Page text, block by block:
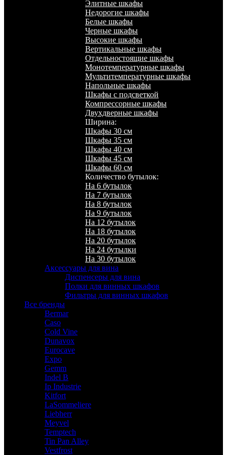
Элитные шкафы
Недорогие шкафы
Белые шкафы
Черные шкафы
Высокие шкафы
Вертикальные шкафы
Отдельностоящие шкафы
Монотемпературные шкафы
Мультитемпературные шкафы
Напольные шкафы
Шкафы с подсветкой
Компрессорные шкафы
Двухдверные шкафы
Ширина:
Шкафы 30 см
Шкафы 35 см
Шкафы 40 см
Шкафы 45 см
Шкафы 60 см
Количество бутылок:
На 6 бутылок
На 7 бутылок
На 8 бутылок
На 9 бутылок
На 12 бутылок
На 18 бутылок
На 20 бутылок
На 24 бутылки
На 30 бутылок
Аксессуары для вина
Диспенсеры для вина
Полки для винных шкафов
Фильтры для винных шкафов
Все бренды
Bermar
Caso
Cold Vine
Dunavox
Eurocave
Expo
Gemm
Indel B
Ip Industrie
Kitfort
LaSommeliere
Liebherr
Meyvel
Temptech
Tin Pan Alley
Vestfrost